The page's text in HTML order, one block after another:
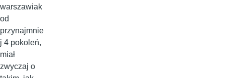
warszawiak
od
przynajmnie
j 4 pokoleń,
miał
zwyczaj o